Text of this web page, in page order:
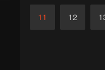
11 12